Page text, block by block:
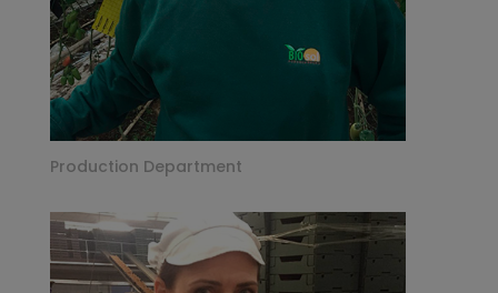
Production Department